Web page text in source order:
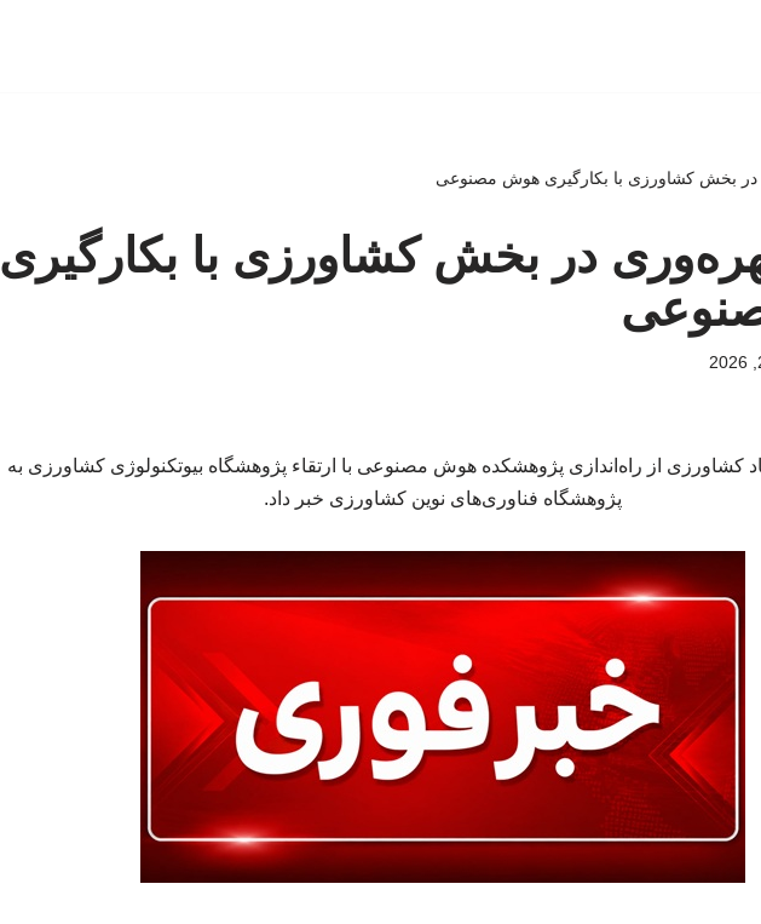
در بخش کشاورزی با بکارگیری هوش مصنوعی
در بخش کشاورزی با بکارگیری
کشاورزی از راه‌اندازی پژوهشکده هوش مصنوعی با ارتقاء پژوهشگاه بیوتکنولوژی کشاورزی به
پژوهشگاه فناوری‌های نوین کشاورزی خبر داد.